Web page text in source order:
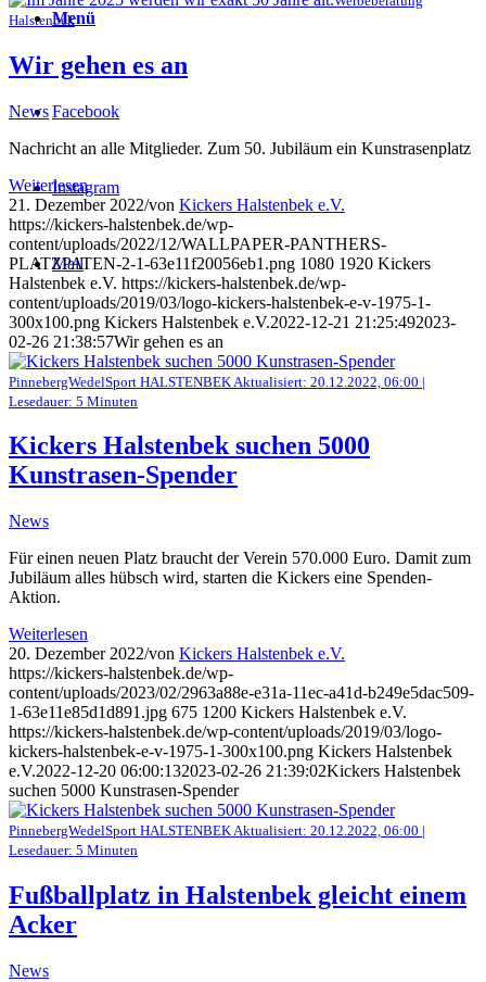
Menü
Facebook
Instagram
Mail
Halstenbek
Wir gehen es an
News
Nachricht an alle Mitglieder. Zum 50. Jubiläum ein Kunstrasenplatz
Weiterlesen
21. Dezember 2022/von Kickers Halstenbek e.V.
https://kickers-halstenbek.de/wp-
content/uploads/2022/12/WALLPAPER-PANTHERS-
PLATZPATEN-2-1-63e11f20056eb1.png 1080 1920 Kickers
Halstenbek e.V. https://kickers-halstenbek.de/wp-
content/uploads/2019/03/logo-kickers-halstenbek-e-v-1975-1-
300x100.png Kickers Halstenbek e.V.2022-12-21 21:25:492023-
02-26 21:38:57Wir gehen es an
PinnebergWedelSport HALSTENBEK Aktualisiert: 20.12.2022, 06:00 |
Lesedauer: 5 Minuten
Kickers Halstenbek suchen 5000
Kunstrasen-Spender
News
Für einen neuen Platz braucht der Verein 570.000 Euro. Damit zum
Jubiläum alles hübsch wird, starten die Kickers eine Spenden-
Aktion.
Weiterlesen
20. Dezember 2022/von Kickers Halstenbek e.V.
https://kickers-halstenbek.de/wp-
content/uploads/2023/02/2963a88e-e31a-11ec-a41d-b249e5dac509-
1-63e11e85d1d891.jpg 675 1200 Kickers Halstenbek e.V.
https://kickers-halstenbek.de/wp-content/uploads/2019/03/logo-
kickers-halstenbek-e-v-1975-1-300x100.png Kickers Halstenbek
e.V.2022-12-20 06:00:132023-02-26 21:39:02Kickers Halstenbek
suchen 5000 Kunstrasen-Spender
PinnebergWedelSport HALSTENBEK Aktualisiert: 20.12.2022, 06:00 |
Lesedauer: 5 Minuten
Fußballplatz in Halstenbek gleicht einem
Acker
News